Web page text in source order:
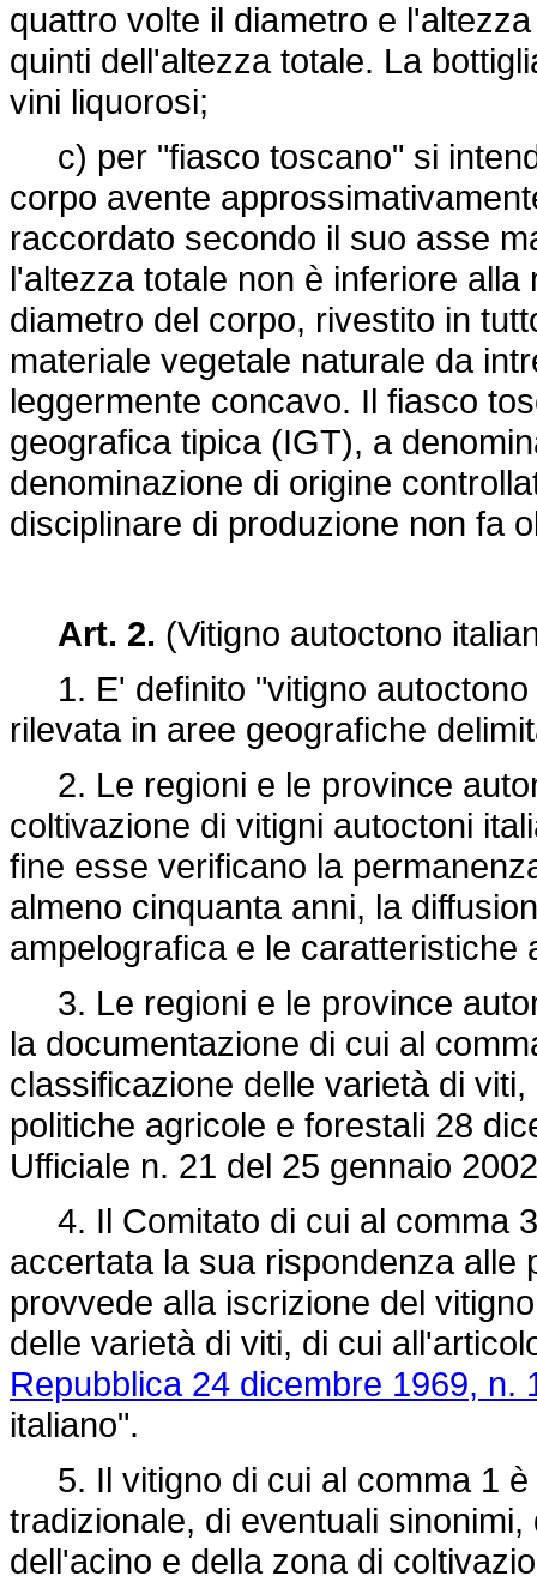
quattro volte il diametro e
quinti dell'altezza totale. La
vini liquorosi;
c) per "fiasco toscano" si
corpo avente
raccordato secondo il suo asse
l'altezza totale non è inferiore
diametro del corpo, rivestito in
materiale vegetale naturale da
leggermente concavo. Il fiasco
geografica tipica (IGT), a
denominazione di origine
disciplinare di produzione non fa
Art. 2. (Vitigno autoctono
1. E' definito "vitigno autoctono
rilevata in aree geografiche
2. Le regioni e le province
coltivazione di vitigni autoctoni
fine esse verificano la
almeno cinquanta anni, la
ampelografica e le caratteristiche
3. Le regioni e le province
la documentazione di cui al
classificazione delle varietà di
politiche agricole e forestali 28
Ufficiale n. 21 del 25 gennaio
4. Il Comitato di cui al comma
accertata la sua rispondenza alle
provvede alla iscrizione del
delle varietà di viti, di cui
Repubblica 24 dicembre 1969, n.
italiano".
5. Il vitigno di cui al comma 1 è
tradizionale, di eventuali
dell'acino e della zona di